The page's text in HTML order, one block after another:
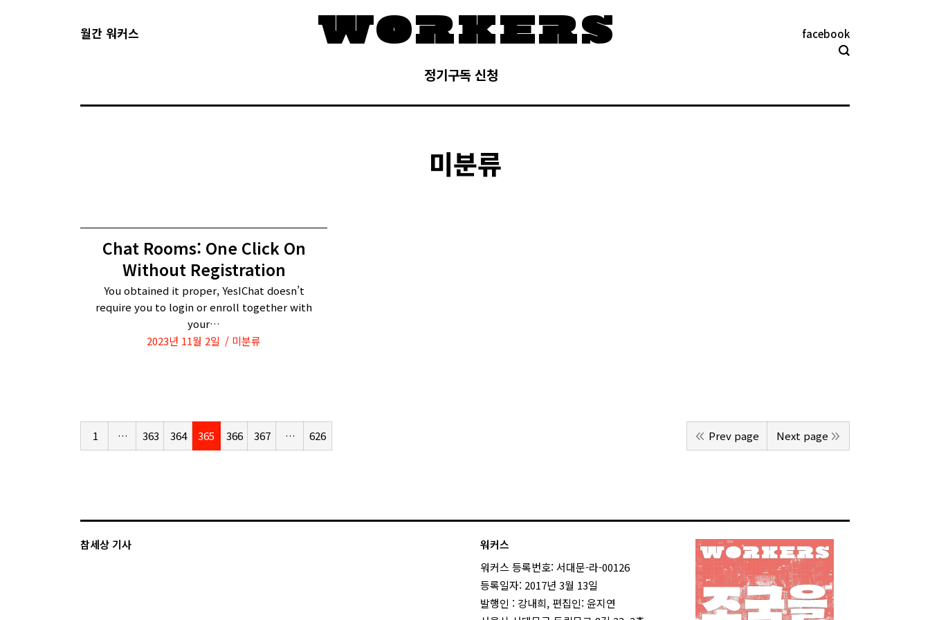
월간 워커스 facebook
정기구독 신청
미분류
Chat Rooms: One Click On
Without Registration
You obtained it proper, YesIChat doesn’t
require you to login or enroll together with
your…
2023년 11월 2일
미분류
1 … 363 364 365 366 367 … 626 Prev page Next page
참세상 기사
워커스
워커스 등록번호: 서대문-라-00126
등록일자: 2017년 3월 13일
발행인 : 강내희, 편집인: 윤지연